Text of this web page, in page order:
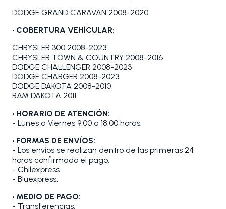
DODGE GRAND CARAVAN 2008-2020
• COBERTURA VEHÍCULAR:
CHRYSLER 300 2008-2023
CHRYSLER TOWN & COUNTRY 2008-2016
DODGE CHALLENGER 2008-2023
DODGE CHARGER 2008-2023
DODGE DAKOTA 2008-2010
RAM DAKOTA 2011
• HORARIO DE ATENCIÓN:
- Lunes a Viernes 9:00 a 18:00 horas.
• FORMAS DE ENVÍOS:
- Los envíos se realizan dentro de las primeras 24
horas confirmado el pago.
- Chilexpress.
- Bluexpress.
• MEDIO DE PAGO:
- Transferencias.